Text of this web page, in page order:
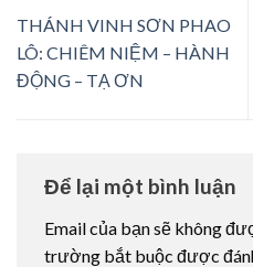
THÁNH VINH SƠN PHAO
LÔ: CHIÊM NIỆM – HÀNH
ĐỘNG – TẠ ƠN
Để lại một bình luận
Email của bạn sẽ không
trường bắt buộc được